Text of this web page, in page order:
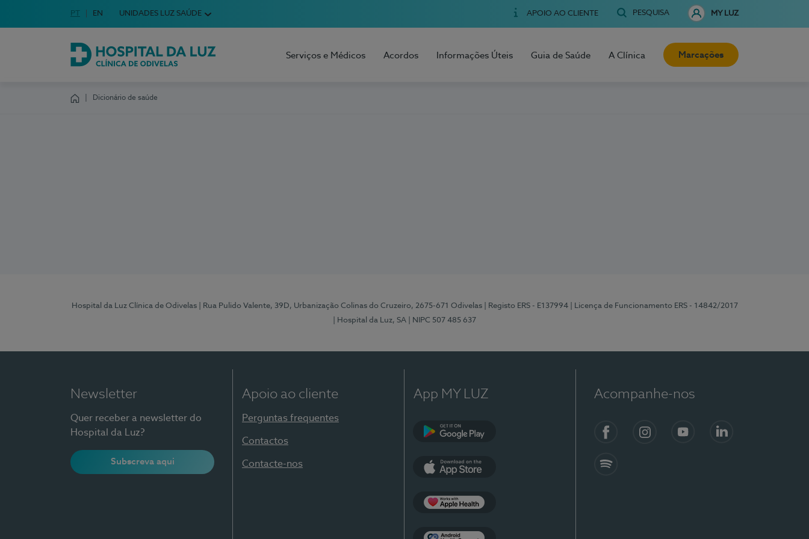
Escolha o seu idioma
Idioma em Português
PT English Language
EN UNIDADES LUZ SAÚDE APOIO AO CLIENTE PESQUISA MY LUZ
Hospital da Luz Clínica de Odivelas
Serviços e Médicos Acordos Informações Úteis Guia de Saúde A Clínica Marcações
Dicionário de saúde
Hospital da Luz Clínica de Odivelas | Rua Pulido Valente, 39D, Urbanização Colinas do Cruzeiro, 2675-671 Odivelas | Registo ERS - E137994
| Licença de Funcionamento ERS - 14842/2017
| Hospital da Luz, SA
| NIPC 507 485 637
Newsletter
Quer receber a newsletter do
Hospital da Luz?
Subscreva aqui
Apoio ao cliente
Perguntas frequentes
Contactos
Contacte-nos
App MY LUZ Acompanhe-nos